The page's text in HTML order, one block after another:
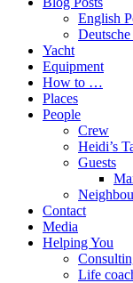
English
Yacht
Equipment
How to …
Places
People
Crew
Heidi’s
Guests
Contact
Media
Helping You
Life